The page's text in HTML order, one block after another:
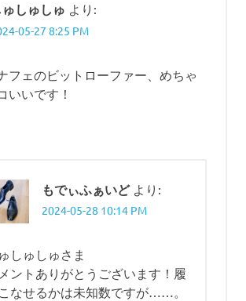
ゅしゅしゅ より:
05-27 8:25 PM
フェのビットローファー、めちゃ
いいです！
もでぃふぁいど より:
2024-05-28 10:14 PM
しゅしゅさま
ントありがとうございます！履
なせるかは未知数ですが……。